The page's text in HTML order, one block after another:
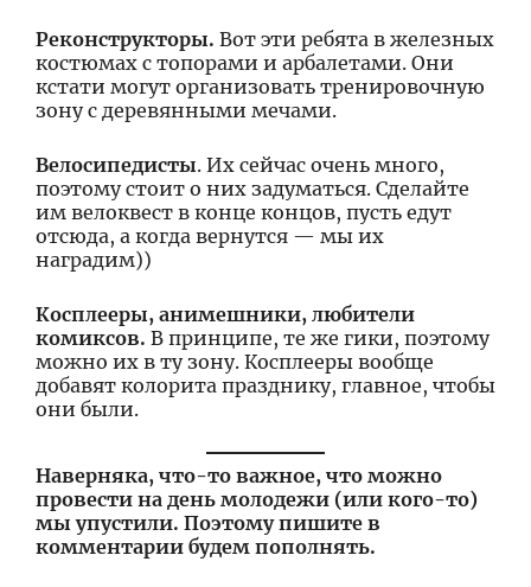
Реконструкторы. Вот эти ребята в железных
костюмах с топорами и арбалетами. Они
кстати могут организовать тренировочную
зону с деревянными мечами.
Велосипедисты. Их сейчас очень много,
поэтому стоит о них задуматься. Сделайте
им велоквест в конце концов, пусть едут
отсюда, а когда вернутся — мы их
наградим))
Косплееры, анимешники, любители
комиксов. В принципе, те же гики, поэтому
можно их в ту зону. Косплееры вообще
добавят колорита празднику, главное, чтобы
они были.
Наверняка, что-то важное, что можно
провести на день молодежи (или кого-то)
мы упустили. Поэтому пишите в
комментарии будем пополнять.